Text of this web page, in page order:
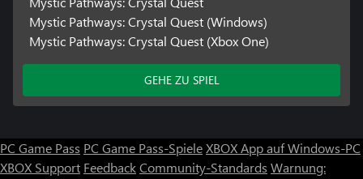
Mystic Pathways: Crystal Quest (Windows)
Mystic Pathways: Crystal Quest (Xbox One)
GEHE ZU SPIEL
PC Game Pass PC Game Pass-SpieleXBOX App auf Windows-PC
XBOX Support FeedbackCommunity-Standards Warnung: